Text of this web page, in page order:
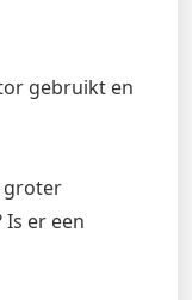
gebruikt en
groter
er een